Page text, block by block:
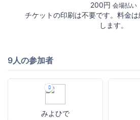
200円 会場払い
チケットの印刷は不要です。料金
します。
9人の参加者
みよひで